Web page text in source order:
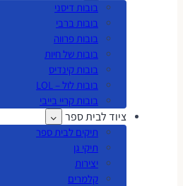
בובות דיסני
בובות ברבי
בובות פרווה
בובות של חיות
בובות קינדיס
בובות לול – LOL
בובות קריי בייבי
ציוד לבית ספר
תיקים לבית ספר
תיקי גן
יצירות
קלמרים